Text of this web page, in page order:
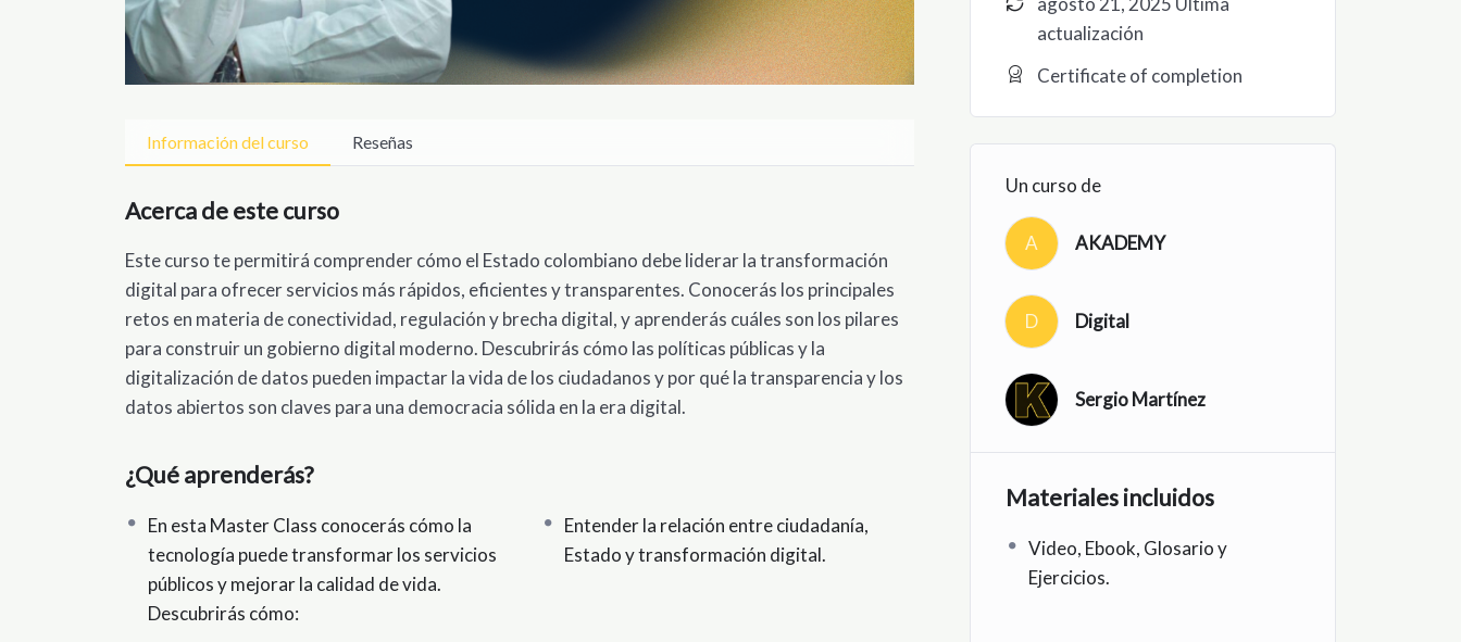
Información del curso Reseñas
Acerca de este curso
Este curso te permitirá comprender cómo el Estado colombiano debe liderar la transformación
digital para ofrecer servicios más rápidos, eficientes y transparentes. Conocerás los principales
retos en materia de conectividad, regulación y brecha digital, y aprenderás cuáles son los pilares
para construir un gobierno digital moderno. Descubrirás cómo las políticas públicas y la
digitalización de datos pueden impactar la vida de los ciudadanos y por qué la transparencia y los
datos abiertos son claves para una democracia sólida en la era digital.
¿Qué aprenderás?
En esta Master Class conocerás cómo la
tecnología puede transformar los servicios
públicos y mejorar la calidad de vida.
Descubrirás cómo:
Entender la relación entre ciudadanía,
Estado y transformación digital.
actualización
Certificate of completion
Un curso de
A AKADEMY
D Digital
Sergio Martínez
Materiales incluidos
Video, Ebook, Glosario y
Ejercicios.